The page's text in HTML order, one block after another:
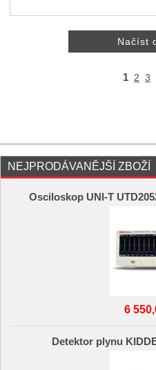
1 2 3
NEJPRODÁVANĚJŠÍ ZBOŽÍ
Osciloskop UNI-T
6
Detektor plynu